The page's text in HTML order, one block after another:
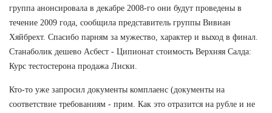
группа анонсировала в декабре 2008-го они будут проведены в
течение 2009 года, сообщила представитель группы Вивиан
Хяйбрехт. Спасибо парням за мужество, характер и выход в финал.
Станаболик дешево Асбест - Ципионат стоимость Верхняя Салда:
Курс тестостерона продажа Лиски.
Кто-то уже запросил документы комплаенс (документы на
соответствие требованиям - прим. Как это отразится на рубле и не